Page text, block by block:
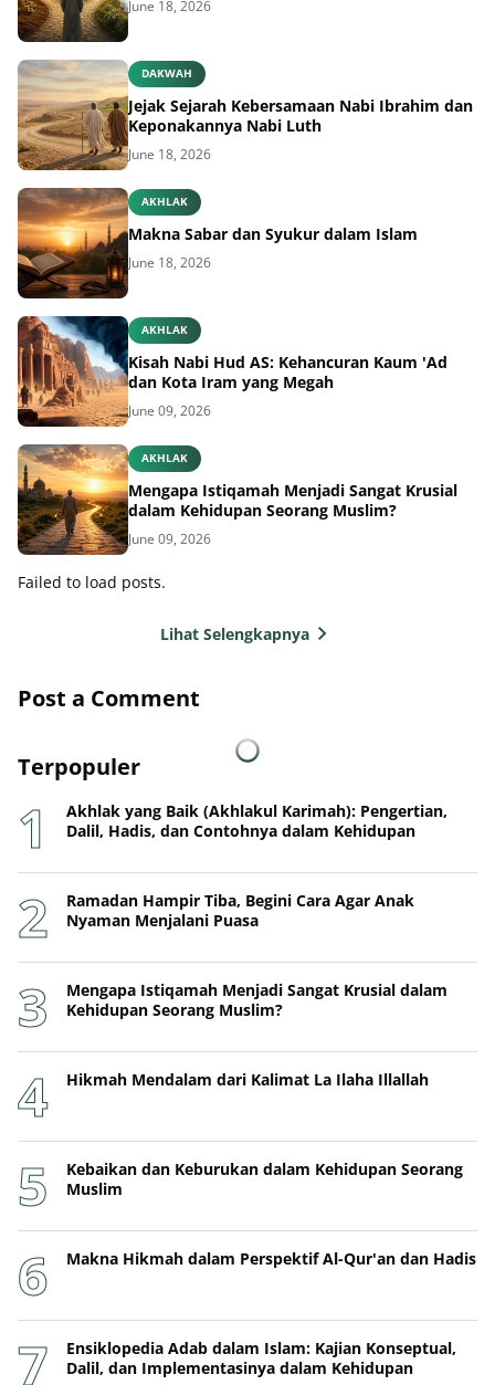
June 18, 2026
DAKWAH
Jejak Sejarah Kebersamaan Nabi Ibrahim dan
Keponakannya Nabi Luth
June 18, 2026
AKHLAK
Makna Sabar dan Syukur dalam Islam
June 18, 2026
AKHLAK
Kisah Nabi Hud AS: Kehancuran Kaum 'Ad
dan Kota Iram yang Megah
June 09, 2026
AKHLAK
Mengapa Istiqamah Menjadi Sangat Krusial
dalam Kehidupan Seorang Muslim?
June 09, 2026
Failed to load posts.
Lihat Selengkapnya
Post a Comment
Terpopuler
Akhlak yang Baik (Akhlakul Karimah): Pengertian,
Dalil, Hadis, dan Contohnya dalam Kehidupan
Ramadan Hampir Tiba, Begini Cara Agar Anak
Nyaman Menjalani Puasa
Mengapa Istiqamah Menjadi Sangat Krusial dalam
Kehidupan Seorang Muslim?
Hikmah Mendalam dari Kalimat La Ilaha Illallah
Kebaikan dan Keburukan dalam Kehidupan Seorang
Muslim
Makna Hikmah dalam Perspektif Al-Qur'an dan Hadis
Ensiklopedia Adab dalam Islam: Kajian Konseptual,
Dalil, dan Implementasinya dalam Kehidupan